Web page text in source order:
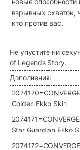
новые способности
взрывных схваток,
кто против вас.
Не упустите ни
of Legends Story.
Дополнения:
Golden Ekko Skin
Star Guardian Ekko